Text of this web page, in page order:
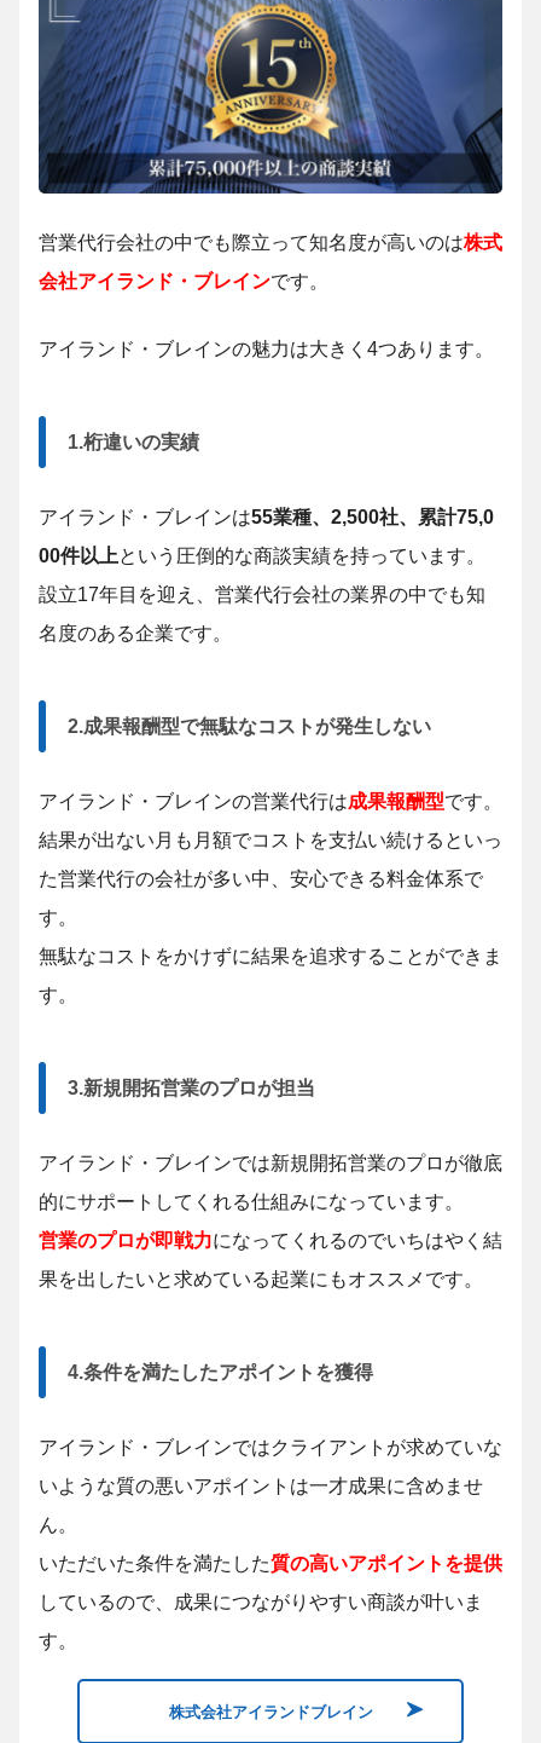
営業代行会社の中でも際立って知名度が高いのは株式
会社アイランド・ブレインです。
アイランド・ブレインの魅力は大きく4つあります。
1.桁違いの実績
アイランド・ブレインは55業種、2,500社、累計75,0
00件以上という圧倒的な商談実績を持っています。
設立17年目を迎え、営業代行会社の業界の中でも知
名度のある企業です。
2.成果報酬型で無駄なコストが発生しない
アイランド・ブレインの営業代行は成果報酬型です。
結果が出ない月も月額でコストを支払い続けるといっ
た営業代行の会社が多い中、安心できる料金体系で
す。
無駄なコストをかけずに結果を追求することができま
す。
3.新規開拓営業のプロが担当
アイランド・ブレインでは新規開拓営業のプロが徹底
的にサポートしてくれる仕組みになっています。
営業のプロが即戦力になってくれるのでいちはやく結
果を出したいと求めている起業にもオススメです。
4.条件を満たしたアポイントを獲得
アイランド・ブレインではクライアントが求めていな
いような質の悪いアポイントは一才成果に含めませ
ん。
いただいた条件を満たした質の高いアポイントを提供
しているので、成果につながりやすい商談が叶いま
す。
株式会社アイランドブレイン